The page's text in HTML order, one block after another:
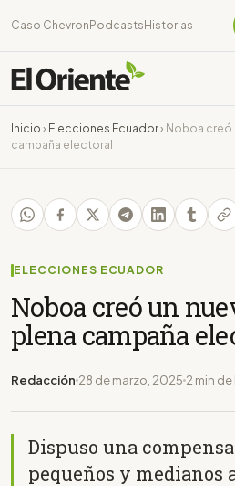
Caso Chevron Podcasts Historias
Inicio › Elecciones Ecuador› Noboa creó
campaña electoral
ELECCIONES ECUADOR
Noboa creó un
plena campaña
Redacción 28 de marzo, 2025 2 min
Dispuso una
pequeños y medianos